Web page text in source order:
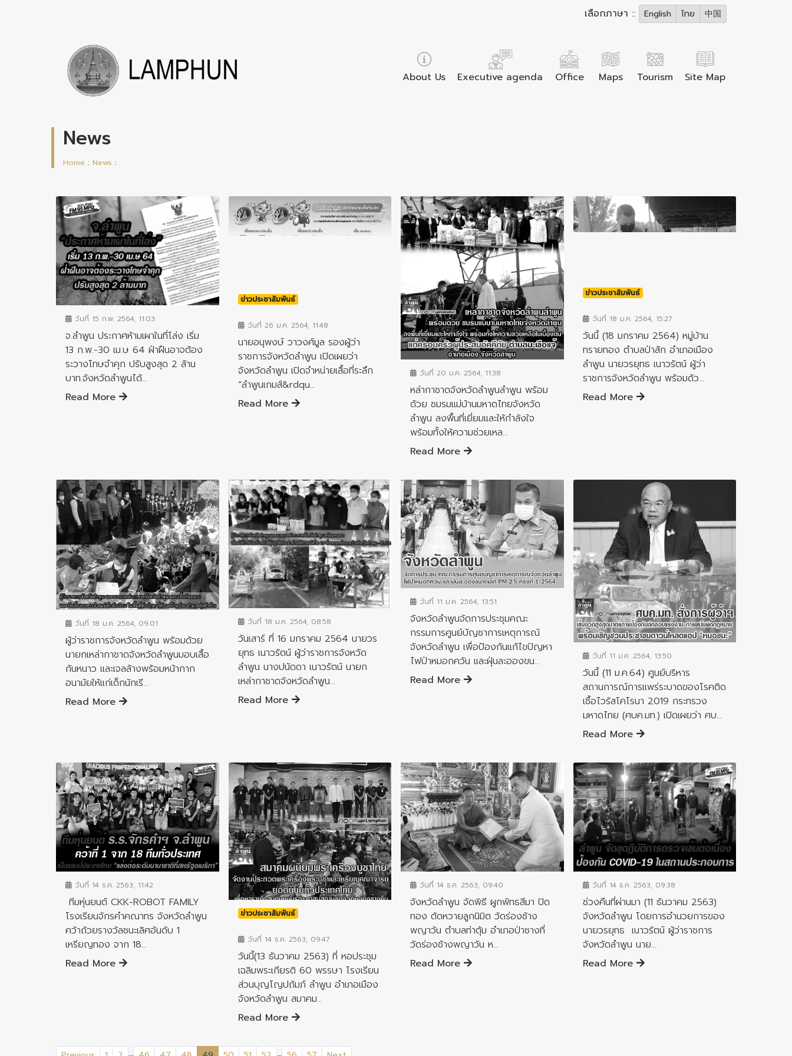
เลือกภาษา :: English ไทย 中国
About Us Executive agenda Office Maps Tourism Site Map
News
Home : News :
ข่าวประชาสัมพันธ์
วันที่ 15 ก.พ. 2564, 11:03
จ.ลำพูน ประกาศห้ามเผาในที่โล่ง เริ่ม
13 ก.พ.-30 เม.ษ 64 ฝ่าฝืนอาจต้อง
ระวางโทษจำคุก ปรับสูงสุด 2 ล้าน
บาท.จังหวัดลําพูนได้...
Read More
ข่าวประชาสัมพันธ์
วันที่ 26 ม.ค. 2564, 11:48
นายอนุพงษ์ วาวงศ์มูล รองผู้ว่า
ราชการจังหวัดลำพูน เปิดเผยว่า
จังหวัดลำพูน เปิดจำหน่ายเสื้อที่ระลึก
“ลำพูนเกมส์&rdqu...
Read More
ข่าวประชาสัมพันธ์
วันที่ 20 ม.ค. 2564, 11:38
หล่ากาชาดจังหวัดลำพูนลำพูน พร้อม
ด้วย ชมรมแม่บ้านมหาดไทยจังหวัด
ลำพูน ลงพื้นที่เยี่ยมและให้กำลังใจ
พร้อมทั้งให้ความช่วยเหล...
Read More
ข่าวประชาสัมพันธ์
วันที่ 18 ม.ค. 2564, 15:27
วันนี้ (18 มกราคม 2564) หมู่บ้าน
ทรายทอง ตำบลป่าสัก อำเภอเมือง
ลำพูน นายวรยุทธ เนาวรัตน์ ผู้ว่า
ราชการจังหวัดลำพูน พร้อมด้ว...
Read More
ข่าวประชาสัมพันธ์
วันที่ 18 ม.ค. 2564, 09:01
ผู้ว่าราชการจังหวัดลำพูน พร้อมด้วย
นายกเหล่ากาชาดจังหวัดลำพูนมอบเสื้อ
กันหนาว และเจลล้างพร้อมหน้ากาก
อนามัยให้แก่เด็กนักเรี...
Read More
ข่าวประชาสัมพันธ์
วันที่ 18 ม.ค. 2564, 08:58
วันเสาร์ ที่ 16 มกราคม 2564 นายวร
ยุทธ เนาวรัตน์ ผู้ว่าราชการจังหวัด
ลำพูน นางปนัดดา เนาวรัตน์ นายก
เหล่ากาชาดจังหวัดลำพูน...
Read More
ข่าวประชาสัมพันธ์
วันที่ 11 ม.ค. 2564, 13:51
จังหวัดลำพูนจัดการประชุมคณะ
กรรมการศูนย์บัญชาการเหตุการณ์
จังหวัดลำพูน เพื่อป้องกันแก้ไขปัญหา
ไฟป่าหมอกควัน และฝุ่นละอองขน...
Read More
ข่าวประชาสัมพันธ์
วันที่ 11 ม.ค. 2564, 13:50
วันนี้ (11 ม.ค.64) ศูนย์บริหาร
สถานการณ์การแพร่ระบาดของโรคติด
เชื้อไวรัสโคโรนา 2019 กระทรวง
มหาดไทย (ศบค.มท.) เปิดเผยว่า ศบ...
Read More
ข่าวประชาสัมพันธ์
วันที่ 14 ธ.ค. 2563, 11:42
ทีมหุ่นยนต์ CKK-ROBOT FAMILY
โรงเรียนจักรคำคณาทร จังหวัดลำพูน
คว้าถ้วยรางวัลชนะเลิศอันดับ 1
เหรียญทอง จาก 18...
Read More
ข่าวประชาสัมพันธ์
วันที่ 14 ธ.ค. 2563, 09:47
วันนี้(13 ธันวาคม 2563) ที่ หอประชุม
เฉลิมพระเกียรติ 60 พรรษา โรงเรียน
ส่วนบุญโญปถัมภ์ ลำพูน อำเภอเมือง
จังหวัดลำพูน สมาคม...
Read More
ข่าวประชาสัมพันธ์
วันที่ 14 ธ.ค. 2563, 09:40
จังหวัดลำพูน จัดพิธี ผูกพัทธสีมา ปิด
ทอง ตัดหวายลูกนิมิต วัดร่องช้าง
พญาวัน ตำบลท่าตุ้ม อำเภอป่าซางที่
วัดร่องช้างพญาวัน ห...
Read More
ข่าวประชาสัมพันธ์
วันที่ 14 ธ.ค. 2563, 09:38
ช่วงคืนที่ผ่านมา (11 ธันวาคม 2563)
จังหวัดลำพูน โดยการอำนวยการของ
นายวรยุทธ เนาวรัตน์ ผู้ว่าราชการ
จังหวัดลำพูน นาย...
Read More
... ...